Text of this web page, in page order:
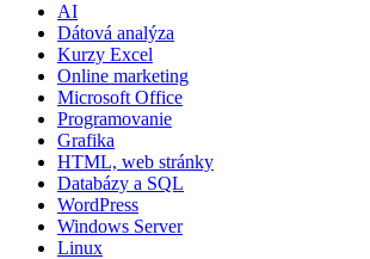
AI
Dátová analýza
Kurzy Excel
Online marketing
Microsoft Office
Programovanie
Grafika
HTML, web stránky
Databázy a SQL
WordPress
Windows Server
Linux